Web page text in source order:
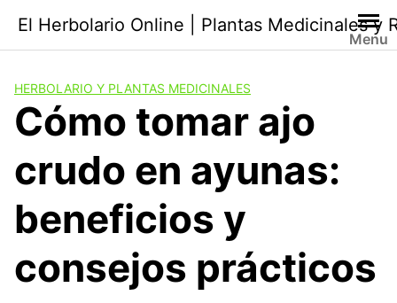
contenido
El Herbolario Online | Plantas Medicinales y
Menu
HERBOLARIO Y PLANTAS MEDICINALES
Cómo tomar ajo
crudo en ayunas:
beneficios y
consejos prácticos